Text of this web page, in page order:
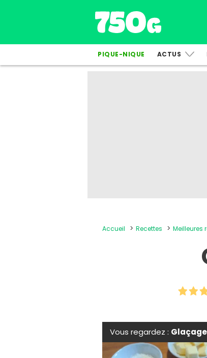
PIQUE-NIQUE ACTUS
Accueil Recettes Meilleures
Vous regardez :